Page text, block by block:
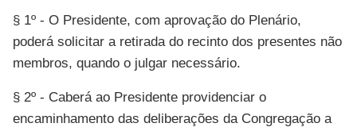
§ 1º - O Presidente, com aprovação do Plenário,
poderá solicitar a retirada do recinto dos presentes não
membros, quando o julgar necessário.
§ 2º - Caberá ao Presidente providenciar o
encaminhamento das deliberações da Congregação a